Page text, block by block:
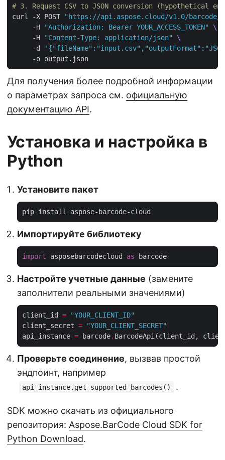
# 3. Request CSV to JSON conversion (hypothetical
curl -X POST
"https://api.aspose.cloud/v1.0/barcode/
     -H
"Authorization: Bearer YOUR_ACCESS_TOKEN"
     -H
"Content-Type: application/json"
     -d
Для получения более подробной информации
о параметрах запроса см. официальную
документацию API.
Установка и настройка в
Python
Установите пакет
Импортируйте библиотеку
import asposebarcodecloud as
Настройте учетные данные (замените
заполнители реальными значениями)
client_id =
"YOUR_CLIENT_ID"
client_secret =
"YOUR_CLIENT_SECRET"
api_instance = barcode.
Проверьте соединение, вызвав простой
эндпоинт, например
api_instance.get_supported_barcodes() .
SDK можно скачать из официального
репозитория: Aspose.BarCode Cloud SDK for
Python Download.